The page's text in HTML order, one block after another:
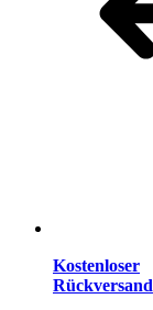
Kostenloser
Rückversand